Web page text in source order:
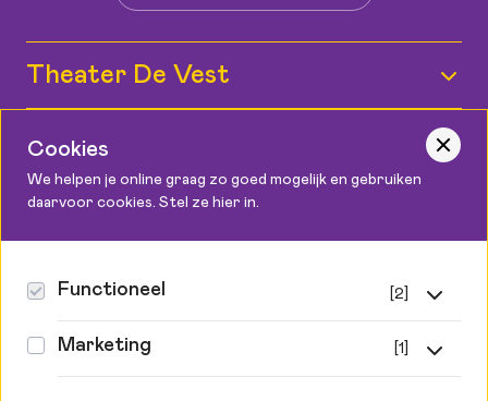
Theater De Vest
Vacatures
Steun ons
Informatie
Kaartverkoop
Toegankelijkheid
Contact
Canadaplein 2, 1811 KE Alkmaar
info@theaterdevest.nl
Route
Cookies
We helpen je online graag zo goed mogelijk en gebruiken
daarvoor cookies. Stel ze hier in.
Functioneel [2]
Zonder deze cookies kan de website niet goed werken.
Marketing [1]